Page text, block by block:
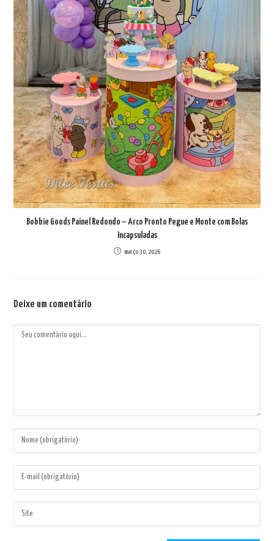
Bobbie Goods Painel Redondo – Arco Pronto Pegue e Monte com Bolas
Incapsuladas
março 30, 2026
Deixe um comentário
Comentário
Digite
seu
nome
usuário
Digite
seu
endereço
Digite
o